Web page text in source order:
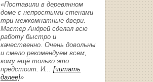
«Поставили в деревянном
доме с непростыми стенами
три межкомнатные двери.
Мастер Андрей сделал всю
работу быстро и
качественно. Очень довольны
и смело рекомендуем всем,
кому ещё только это
предстоит. И... [читать
далее]»